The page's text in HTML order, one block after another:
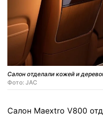
Салон отделали кожей и
Фото: JAC
Салон Maextro V800